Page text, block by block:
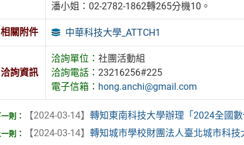
潘小姐：02-2782-1862轉265分機10。
相關附件 中華科技大學_ATTCH1
洽詢資訊
洽詢單位：社團活動組
洽詢電話：23216256#225
電子信箱： hong.anchi@gmail.com
【2024-03-14】 轉知東南科技大學辦理「2024全國
【2024-03-14】 轉知城市學校財團法人臺北城市科